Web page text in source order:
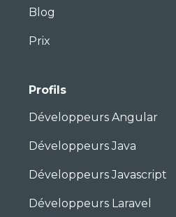
Blog
Prix
Profils
Développeurs Angular
Développeurs Java
Développeurs Javascript
Développeurs Laravel